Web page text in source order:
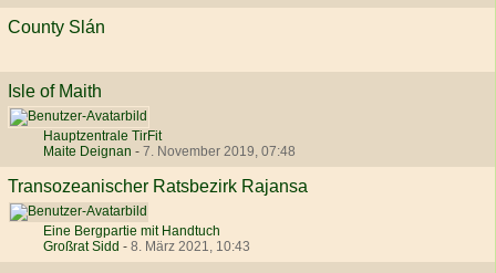
County Slán
Isle of Maith
Hauptzentrale TirFit
Maite Deignan - 7. November 2019, 07:48
Transozeanischer Ratsbezirk Rajansa
Eine Bergpartie mit Handtuch
Großrat Sidd - 8. März 2021, 10:43